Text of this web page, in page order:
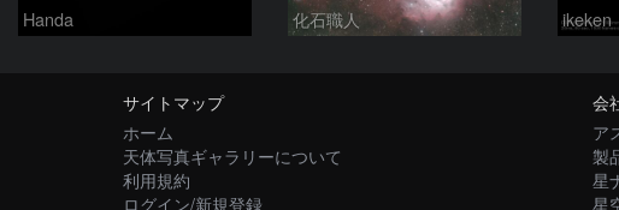
Handa 化石職人 ikeken
サイトマップ
ホーム
天体写真ギャラリーについて
利用規約
ログイン/新規登録
会
ア
製
星
星